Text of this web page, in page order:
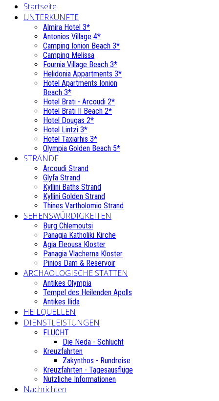
Startseite
UNTERKÜNFTE
Almira Hotel 3*
Antonios Village 4*
Camping Ionion Beach 3*
Camping Melissa
Fournia Village Beach 3*
Helidonia Appartments 3*
Hotel Apartments Ionion
Beach 3*
Hotel Brati - Αrcoudi 2*
Hotel Brati II Beach 2*
Hotel Dougas 2*
Hotel Lintzi 3*
Hotel Taxiarhis 3*
Olympia Golden Beach 5*
STRÄNDE
Arcoudi Strand
Glyfa Strand
Kyllini Baths Strand
Kyllini Golden Strand
Thines Vartholomio Strand
SEHENSWÜRDIGKEITEN
Burg Chlemoutsi
Panagia Katholiki Kirche
Agia Eleousa Kloster
Panagia Vlacherna Kloster
Pinios Dam & Reservoir
ARCHÄOLOGISCHE STÄTTEN
Antikes Olympia
Tempel des Heilenden Apolls
Antikes Ilida
HEILQUELLEN
DIENSTLEISTUNGEN
FLUCHT
Die Neda - Schlucht
Kreuzfahrten
Zakynthos - Rundreise
Kreuzfahrten - Tagesausflüge
Nutzliche Informationen
Nachrichten